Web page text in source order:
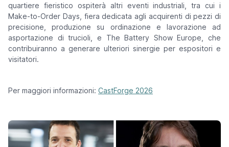
quartiere fieristico ospiterà altri eventi industriali, tra cui i
Make-to-Order Days, fiera dedicata agli acquirenti di pezzi di
precisione, produzione su ordinazione e lavorazione ad
asportazione di trucioli, e The Battery Show Europe, che
contribuiranno a generare ulteriori sinergie per espositori e
visitatori.
Per maggiori informazioni: CastForge 2026